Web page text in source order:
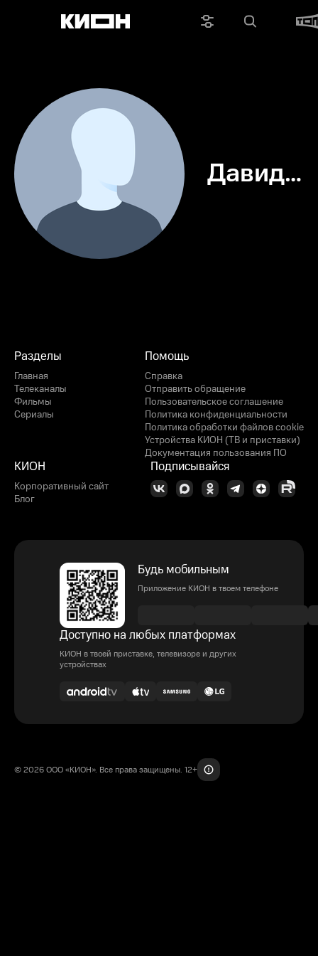
Давид
Разделы
Главная
Телеканалы
Фильмы
Сериалы
Помощь
Справка
Отправить обращение
Пользовательское соглашение
Политика конфиденциальности
Политика обработки файлов cookie
Устройства КИОН (ТВ и приставки)
Документация пользования ПО
КИОН
Корпоративный сайт
Блог
Подписывайся
Будь мобильным
Приложение КИОН в твоем телефоне
Доступно на любых платформах
КИОН в твоей приставке, телевизоре и других
устройствах
© 2026 ООО «КИОН». Все права защищены. 12+